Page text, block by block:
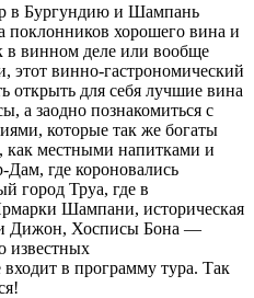
в Бургундию и Шампань
поклонников хорошего вина и
винном деле или вообще
этот винно-гастрономический
открыть для себя лучшие вина
а заодно познакомиться с
которые так же богаты
как местными напитками и
где короновались
город Труа, где в
Шампани, историческая
Дижон, Хосписы Бона —
известных
в программу тура. Так